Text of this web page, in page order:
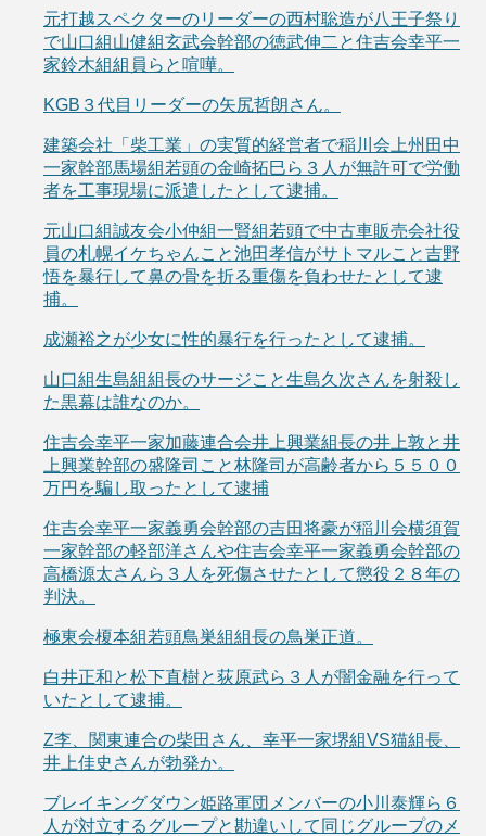
元打越スペクターのリーダーの西村聡造が八王子祭り
で山口組山健組玄武会幹部の徳武伸二と住吉会幸平一
家鈴木組組員らと喧嘩。
KGB３代目リーダーの矢尻哲朗さん。
建築会社「柴工業」の実質的経営者で稲川会上州田中
一家幹部馬場組若頭の金崎拓巳ら３人が無許可で労働
者を工事現場に派遣したとして逮捕。
元山口組誠友会小仲組一賢組若頭で中古車販売会社役
員の札幌イケちゃんこと池田孝信がサトマルこと吉野
悟を暴行して鼻の骨を折る重傷を負わせたとして逮
捕。
成瀬裕之が少女に性的暴行を行ったとして逮捕。
山口組生島組組長のサージこと生島久次さんを射殺し
た黒幕は誰なのか。
住吉会幸平一家加藤連合会井上興業組長の井上敦と井
上興業幹部の盛隆司こと林隆司が高齢者から５５００
万円を騙し取ったとして逮捕
住吉会幸平一家義勇会幹部の吉田将豪が稲川会横須賀
一家幹部の軽部洋さんや住吉会幸平一家義勇会幹部の
高橋源太さんら３人を死傷させたとして懲役２８年の
判決。
極東会榎本組若頭鳥巣組組長の鳥巣正道。
白井正和と松下直樹と荻原武ら３人が闇金融を行って
いたとして逮捕。
Z李、関東連合の柴田さん、幸平一家堺組VS猫組長、
井上佳史さんが勃発か。
ブレイキングダウン姫路軍団メンバーの小川泰輝ら６
人が対立するグループと勘違いして同じグループのメ